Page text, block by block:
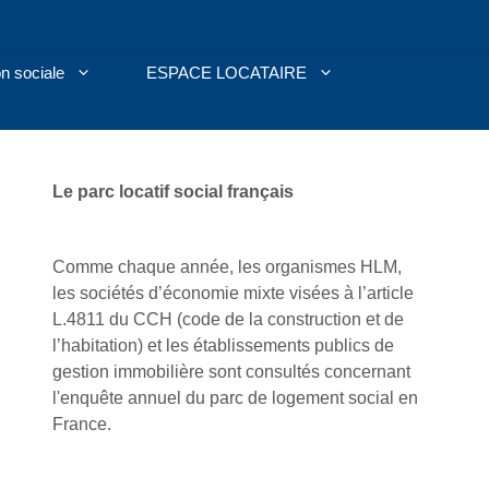
sociale ESPACE LOCATAIRE
Le parc locatif social français
Comme chaque année, les organismes HLM,
les sociétés d’économie mixte visées à l’article
L.481­1 du CCH (code de la construction et de
l’habitation) et les établissements publics de
gestion immobilière sont consultés concernant
l'enquête annuel du parc de logement social en
France.